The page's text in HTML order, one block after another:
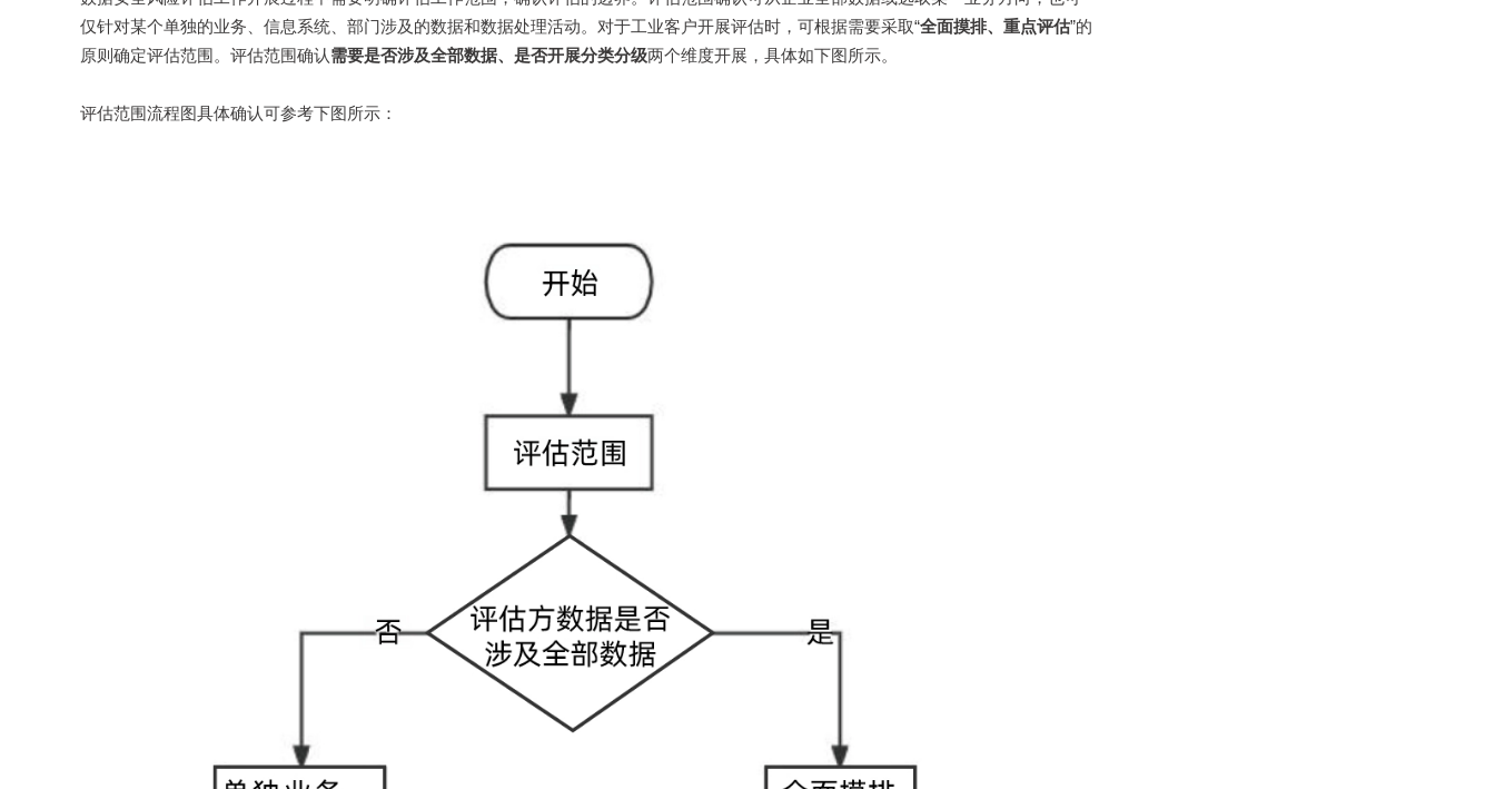
仅针对某个单独的业务、信息系统、部门涉及的数据和数据处理活动。对于工业客户开展评估时，可根据需要采取“全面摸排、重点评估”的
原则确定评估范围。评估范围确认需要是否涉及全部数据、是否开展分类分级两个维度开展，具体如下图所示。
评估范围流程图具体确认可参考下图所示：